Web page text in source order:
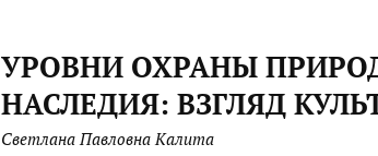
УРОВНИ ОХРАНЫ
НАСЛЕДИЯ: ВЗГЛЯД
Светлана Павловна Калита